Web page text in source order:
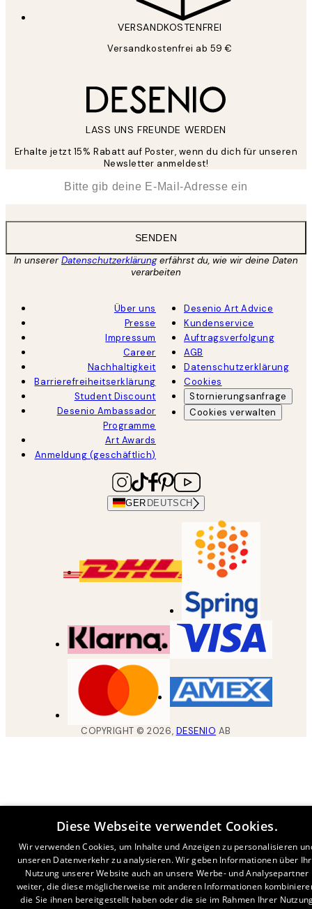
VERSANDKOSTENFREI
Versandkostenfrei ab 59 €
LASS UNS FREUNDE WERDEN
Erhalte jetzt 15% Rabatt auf Poster, wenn du dich für unseren
Newsletter anmeldest!
SENDEN
In unsererDatenschutzerklärungerfährst du, wie wir deine Daten
verarbeiten
Über uns
Presse
Impressum
Career
Nachhaltigkeit
Barrierefreiheitserklärung
Student Discount
Desenio Ambassador
Programme
Art Awards
Anmeldung (geschäftlich)
Desenio Art Advice
Kundenservice
Auftragsverfolgung
AGB
Datenschutzerklärung
Cookies
Stornierungsanfrage
Cookies verwalten
GER DEUTSCH
COPYRIGHT ©2026, DESENIO AB
Diese Webseite verwendet Cookies.
Wir verwenden Cookies, um Inhalte und Anzeigen zu personalisieren
unseren Datenverkehr zu analysieren. Wir geben Informationen über
Nutzung unserer Website auch an unsere Werbe- und Analysepartner
weiter, die diese möglicherweise mit anderen Informationen
die Sie ihnen bereitgestellt haben oder die sie im Rahmen Ihrer